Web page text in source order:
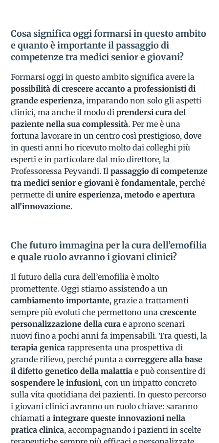
Cosa significa oggi formarsi in questo ambito
e quanto è importante il passaggio di
competenze tra medici senior e giovani?
Formarsi oggi in questo ambito significa avere la
possibilità di crescere accanto a professionisti di
grande esperienza, imparando non solo gli aspetti
clinici, ma anche il modo diprendersi cura del
paziente nella sua complessità. Per me è una
fortuna lavorare in un centro così prestigioso, dove
in questi anni ho ricevuto molto dai colleghi più
esperti e in particolare dal mio direttore, la
Professoressa Peyvandi. Ilpassaggio di competenze
tra medici senior e giovani è fondamentale, perché
permette diunire esperienza, metodo e apertura
all’innovazione.
Che futuro immagina per la cura dell’emofilia
e quale ruolo avranno i giovani clinici?
Il futuro della cura dell’emofilia è molto
promettente. Oggi stiamo assistendo a un
cambiamento importante, grazie a trattamenti
sempre più evoluti che permettono unacrescente
personalizzazione della curae aprono scenari
nuovi fino a pochi anni fa impensabili. Tra questi, la
terapia genica rappresenta una prospettiva di
grande rilievo, perché punta acorreggere alla base
il difetto genetico della malattia e può consentire di
sospendere le infusioni, con un impatto concreto
sulla vita quotidiana dei pazienti. In questo percorso
i giovani clinici avranno un ruolo chiave: saranno
chiamati a integrare queste innovazioni nella
pratica clinica, accompagnando i pazienti in scelte